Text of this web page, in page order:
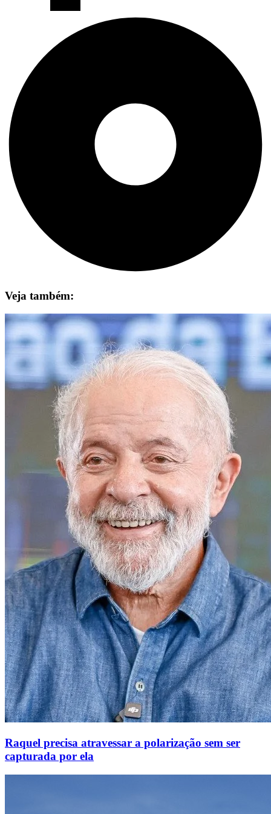
Veja também:
Raquel precisa atravessar a polarização sem ser
capturada por ela